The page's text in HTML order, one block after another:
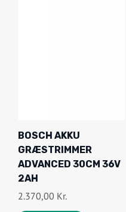
BOSCH AKKU
GRÆSTRIMMER
ADVANCED 30CM 36V
2AH
2.370,00 Kr.